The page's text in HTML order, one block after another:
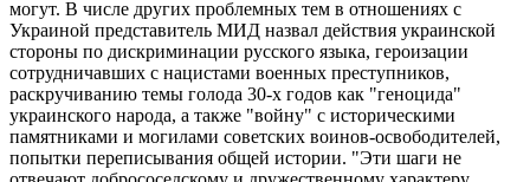
могут. В числе других проблемных тем в отношениях с
Украиной представитель МИД назвал действия украинской
стороны по дискриминации русского языка, героизации
сотрудничавших с нацистами военных преступников,
раскручиванию темы голода 30-х годов как "геноцида"
украинского народа, а также "войну" с историческими
памятниками и могилами советских воинов-освободителей,
попытки переписывания общей истории. "Эти шаги не